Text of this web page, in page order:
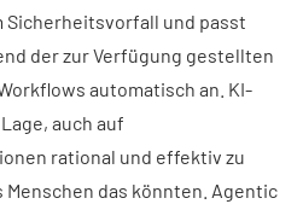
Sicherheitsvorfall und passt
der zur Verfügung gestellten
automatisch an. KI-
auch auf
rational und effektiv zu
das könnten. Agentic